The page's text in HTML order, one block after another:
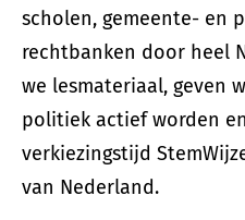
scholen, gemeente- en
rechtbanken door heel
we lesmateriaal, geven
politiek actief worden
verkiezingstijd
van Nederland.